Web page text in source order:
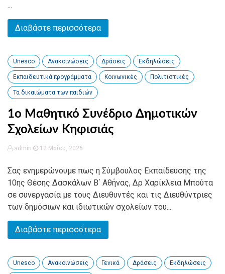
...
Διαβάστε περισσότερα
Unesco Ανακοινώσεις Δράσεις Εκδηλώσεις
Εκπαιδευτικά προγράμματα Κοινωνικές Πολιτιστικές
Τα δικαιώματα των παιδιών
1ο Μαθητικό Συνέδριο Δημοτικών
Σχολείων Κηφισιάς
admin 12 Μαΐου, 2026
Σας ενημερώνουμε πως η Σύμβουλος Εκπαίδευσης της
10ης Θέσης Δασκάλων Β΄ Αθήνας, Δρ Χαρίκλεια Μπούτα
σε συνεργασία με τους Διευθυντές και τις Διευθύντριες
των δημόσιων και ιδιωτικών σχολείων του...
Διαβάστε περισσότερα
Unesco Ανακοινώσεις Γενικά Δράσεις Εκδηλώσεις